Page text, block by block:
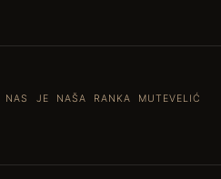
NAS JE NAŠA RANKA MUTEVELIĆ